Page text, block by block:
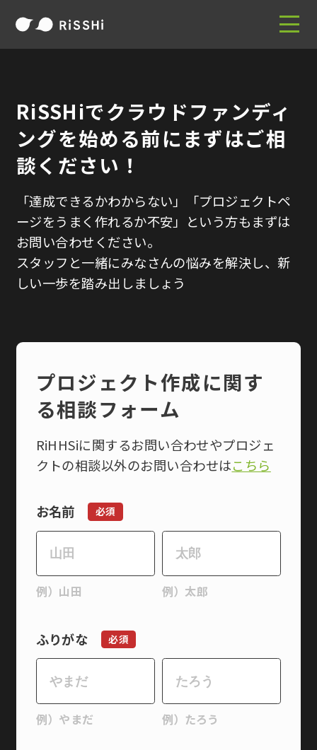
RiSSHiでクラウドファンディ
ングを始める前に まずはご相
談ください！
「達成できるかわからない」「プロジェクトペ
ージをうまく作れるか不安」という方もまずは
お問い合わせください。
スタッフと一緒にみなさんの悩みを解決し、新
しい一歩を踏み出しましょう
プロジェクト作成に関す
る相談フォーム
RiHHSiに関するお問い合わせやプロジェ
クトの相談以外のお問い合わせはこちら
お名前 必須
例）山田 例）太郎
ふりがな 必須
例）やまだ 例）たろう